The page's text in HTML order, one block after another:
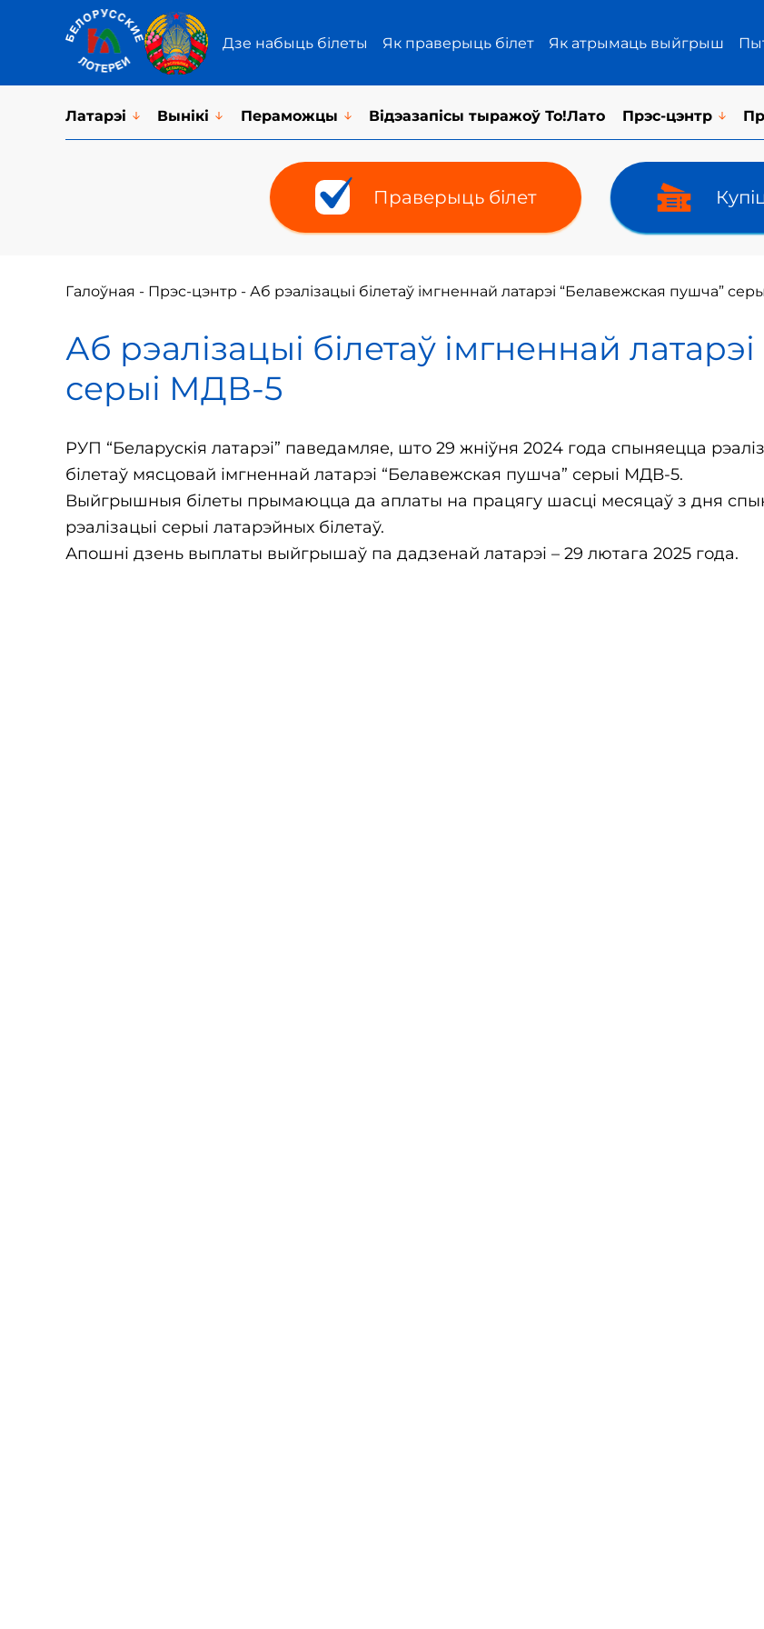
Дзе набыць білеты Як праверыць білет Як атрымаць выйгрыш
Латарэi Вынікі Пераможцы Відэазапісы тыражоў То!Лато Прэс-цэнтр
Праверыць білет
Галоўная - Прэс-цэнтр - Аб рэалізацыі білетаў імгненнай латарэі “Белавежская пушча”
Аб рэалізацыі білетаў імгненнай
серыі МДВ-5
РУП “Беларускія латарэі” паведамляе, што 29 жніўня 2024 года спыняецца
білетаў мясцовай імгненнай латарэі “Белавежская пушча” серыі МДВ-5.
Выйгрышныя білеты прымаюцца да аплаты на працягу шасці месяцаў з дня
рэалізацыі серыі латарэйных білетаў.
Апошні дзень выплаты выйгрышаў па дадзенай латарэі – 29 лютага 2025 года.